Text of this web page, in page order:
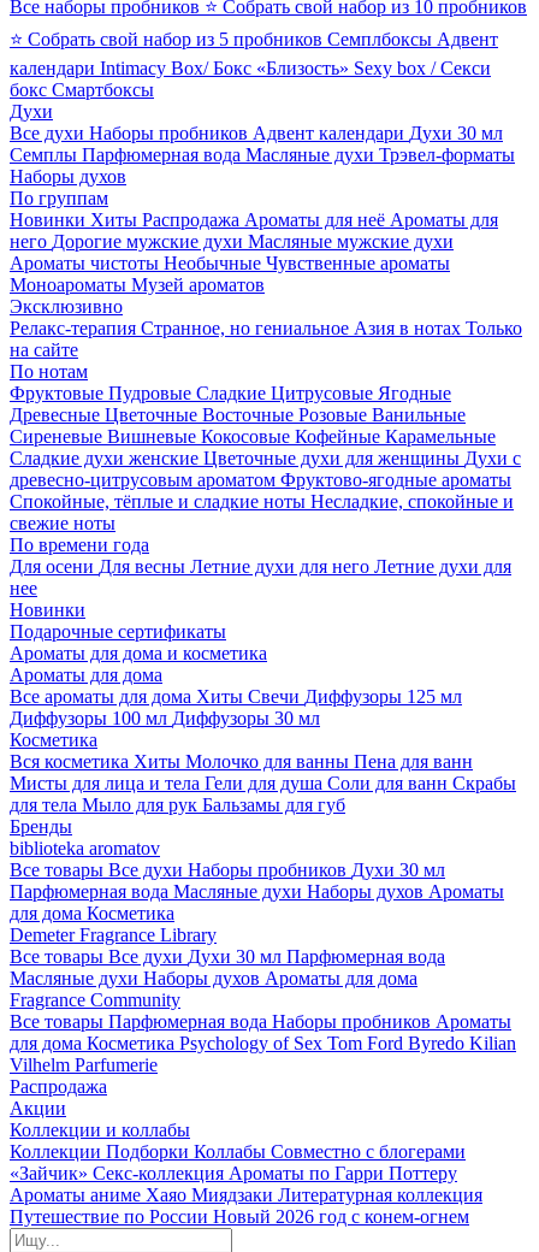
Все наборы пробников ⭐ Собрать свой набор из 10 пробников
⭐ Собрать свой набор из 5 пробников Семплбоксы Адвент
календари Intimacy Box/ Бокс «Близость» Sexy box / Секси
бокс Смартбоксы
Духи
Все духи Наборы пробников Адвент календари Духи 30 мл
Семплы Парфюмерная вода Масляные духи Трэвел-форматы
Наборы духов
По группам
Новинки Хиты Распродажа Ароматы для неё Ароматы для
него Дорогие мужские духи Масляные мужские духи
Ароматы чистоты Необычные Чувственные ароматы
Моноароматы Музей ароматов
Эксклюзивно
Релакс-терапия Странное, но гениальное Азия в нотах Только
на сайте
По нотам
Фруктовые Пудровые Сладкие Цитрусовые Ягодные
Древесные Цветочные Восточные Розовые Ванильные
Сиреневые Вишневые Кокосовые Кофейные Карамельные
Сладкие духи женские Цветочные духи для женщины Духи с
древесно-цитрусовым ароматом Фруктово-ягодные ароматы
Спокойные, тёплые и сладкие ноты Несладкие, спокойные и
свежие ноты
По времени года
Для осени Для весны Летние духи для него Летние духи для
нее
Новинки
Подарочные сертификаты
Ароматы для дома и косметика
Ароматы для дома
Все ароматы для дома Хиты Свечи Диффузоры 125 мл
Диффузоры 100 мл Диффузоры 30 мл
Косметика
Вся косметика Хиты Молочко для ванны Пена для ванн
Мисты для лица и тела Гели для душа Соли для ванн Скрабы
для тела Мыло для рук Бальзамы для губ
Бренды
biblioteka aromatov
Все товары Все духи Наборы пробников Духи 30 мл
Парфюмерная вода Масляные духи Наборы духов Ароматы
для дома Косметика
Demeter Fragrance Library
Все товары Все духи Духи 30 мл Парфюмерная вода
Масляные духи Наборы духов Ароматы для дома
Fragrance Community
Все товары Парфюмерная вода Наборы пробников Ароматы
для дома Косметика Psychology of Sex Tom Ford Byredo Kilian
Vilhelm Parfumerie
Распродажа
Акции
Коллекции и коллабы
Коллекции Подборки Коллабы Совместно с блогерами
«Зайчик» Секс-коллекция Ароматы по Гарри Поттеру
Ароматы аниме Хаяо Миядзаки Литературная коллекция
Путешествие по России Новый 2026 год с конем-огнем